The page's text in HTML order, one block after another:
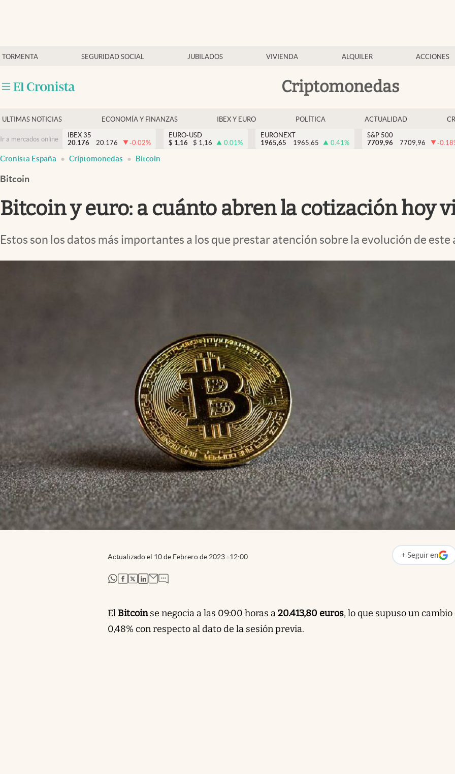
TORMENTA SEGURIDAD SOCIAL JUBILADOS VIVIENDA ALQUILER ACCIONES
Criptomonedas
Economía y finanzas
Criptomonedas
ULTIMAS NOTICIAS ECONOMÍA Y FINANZAS IBEX Y EURO POLÍTICA ACTUALIDAD
Ir a mercados online
IBEX 35
20.176
20.176 -0.02%
EURO-USD
$ 1,16 $ 1,16 0.01%
EURONEXT
1965,65
1965,65 0.41%
S&P 500
7709,96
7709,96 -0.18
Cronista España Criptomonedas Bitcoin
Bitcoin
Bitcoin y euro: a cuánto abren la cotización hoy
Estos son los datos más importantes a los que prestar atención sobre la evolución de este
Actualizado el 10 de Febrero de 2023 12:00 + Seguir en
abre en nueva
abre en nueva pestaña
abre en nueva pestaña
abre en nueva pestaña
abre en nueva pestaña
ElBitcoinse negocia a las 09:00 horas a20.413,80 euros, lo que supuso un cambio
0,48% con respecto al dato de la sesión previa.